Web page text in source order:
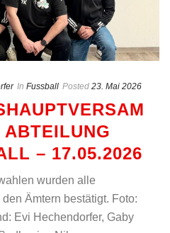
In Fussball Posted 23. Mai 2026
ABTEILUNG
– 17.05.2026
wurden alle
Ämtern bestätigt. Foto:
Evi Hechendorfer, Gaby